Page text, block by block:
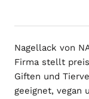
Nagellack von
Firma stellt
Giften und
geeignet, vegan